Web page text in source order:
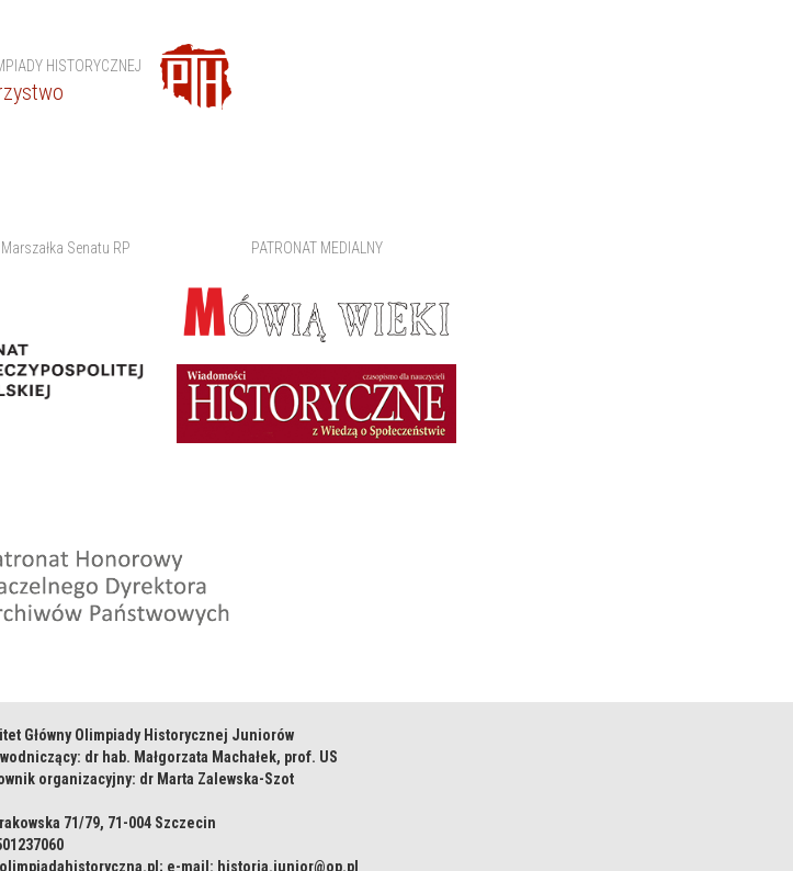
HISTORYCZNEJ
Senatu RP PATRONAT MEDIALNY
Główny Olimpiady Historycznej Juniorów
dr hab. Małgorzata Machałek, prof. US
organizacyjny: dr Marta Zalewska-Szot
71/79, 71-004 Szczecin
e-mail: historia.junior@op.pl